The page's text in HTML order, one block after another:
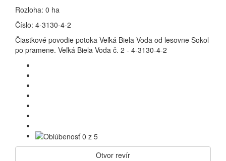
Rozloha: 0 ha
Číslo: 4-3130-4-2
Čiastkové povodie potoka Veľká Biela Voda od lesovne Sokol
po pramene. Veľká Biela Voda č. 2 - 4-3130-4-2
Otvor revír